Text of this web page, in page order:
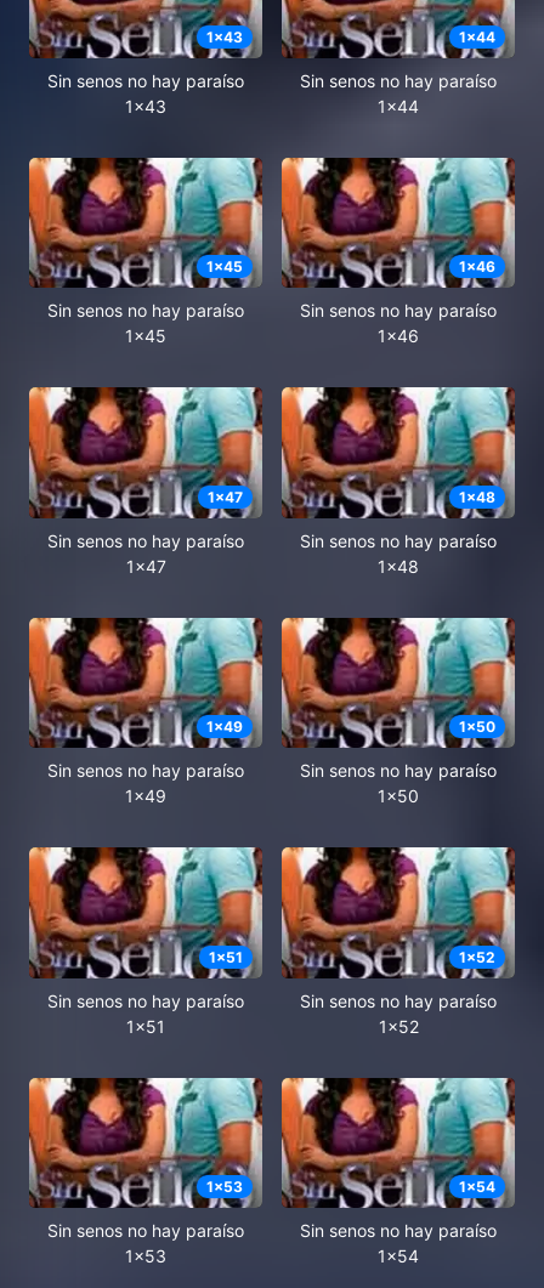
1x43
Sin senos no hay paraíso
1x43
1x44
Sin senos no hay paraíso
1x44
1x45
Sin senos no hay paraíso
1x45
1x46
Sin senos no hay paraíso
1x46
1x47
Sin senos no hay paraíso
1x47
1x48
Sin senos no hay paraíso
1x48
1x49
Sin senos no hay paraíso
1x49
1x50
Sin senos no hay paraíso
1x50
1x51
Sin senos no hay paraíso
1x51
1x52
Sin senos no hay paraíso
1x52
1x53
Sin senos no hay paraíso
1x53
1x54
Sin senos no hay paraíso
1x54